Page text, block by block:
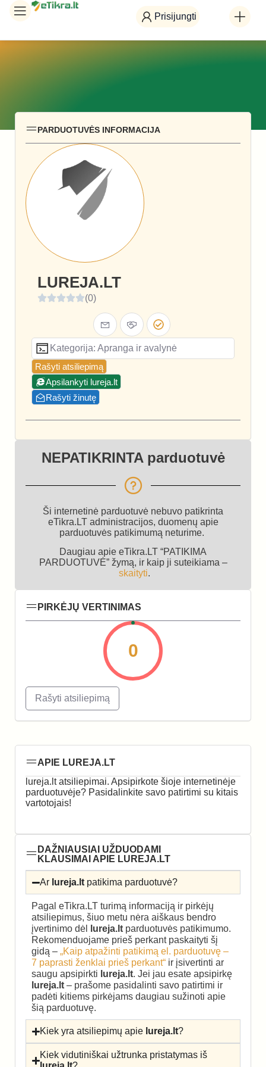
Prisijungti
PARDUOTUVĖS INFORMACIJA
LUREJA.LT
(0)
Kategorija: Apranga ir avalynė
Rašyti atsiliepimą
Apsilankyti lureja.lt
Rašyti žinutę
NEPATIKRINTA parduotuvė
Ši internetinė parduotuvė nebuvo patikrinta
eTikra.LT administracijos, duomenų apie
parduotuvės patikimumą neturime.
Daugiau apie eTikra.LT “PATIKIMA
PARDUOTUVĖ” žymą, ir kaip ji suteikiama –
skaityti.
PIRKĖJŲ VERTINIMAS
0
Rašyti atsiliepimą
APIE LUREJA.LT
lureja.lt atsiliepimai. Apsipirkote šioje internetinėje
parduotuvėje? Pasidalinkite savo patirtimi su kitais
vartotojais!
DAŽNIAUSIAI UŽDUODAMI
KLAUSIMAI APIE LUREJA.LT
Ar lureja.lt patikima parduotuvė?
Pagal eTikra.LT turimą informaciją ir pirkėjų
atsiliepimus, šiuo metu nėra aiškaus bendro
įvertinimo dėl
lureja.lt parduotuvės patikimumo.
Rekomenduojame prieš perkant paskaityti šį
gidą – „Kaip atpažinti patikimą el. parduotuvę –
7 paprasti ženklai prieš perkant“ ir įsivertinti ar
saugu apsipirkti lureja.lt. Jei jau esate apsipirkę
lureja.lt – prašome pasidalinti savo patirtimi ir
padėti kitiems pirkėjams daugiau sužinoti apie
šią parduotuvę.
Kiek yra atsiliepimų apie lureja.lt?
Kiek vidutiniškai užtrunka pristatymas iš